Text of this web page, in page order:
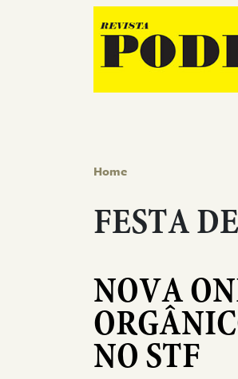
Home
FESTA
NOVA
NO STF